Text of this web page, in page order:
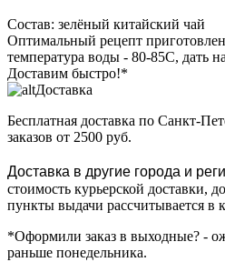
Состав: зелёный китайский чай
Оптимальный рецепт
температура воды - 80-85С, дать
Доставим быстро!*
Доставка
Бесплатная доставка по Санкт-
заказов от 2500 руб.
Доставка в другие города и
стоимость курьерской доставки,
пункты выдачи рассчитывается в
*Оформили заказ в выходные? -
раньше понедельника.